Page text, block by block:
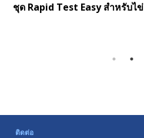
ชุด Rapid Test Easy สำหรับไข่
ติดต่อ